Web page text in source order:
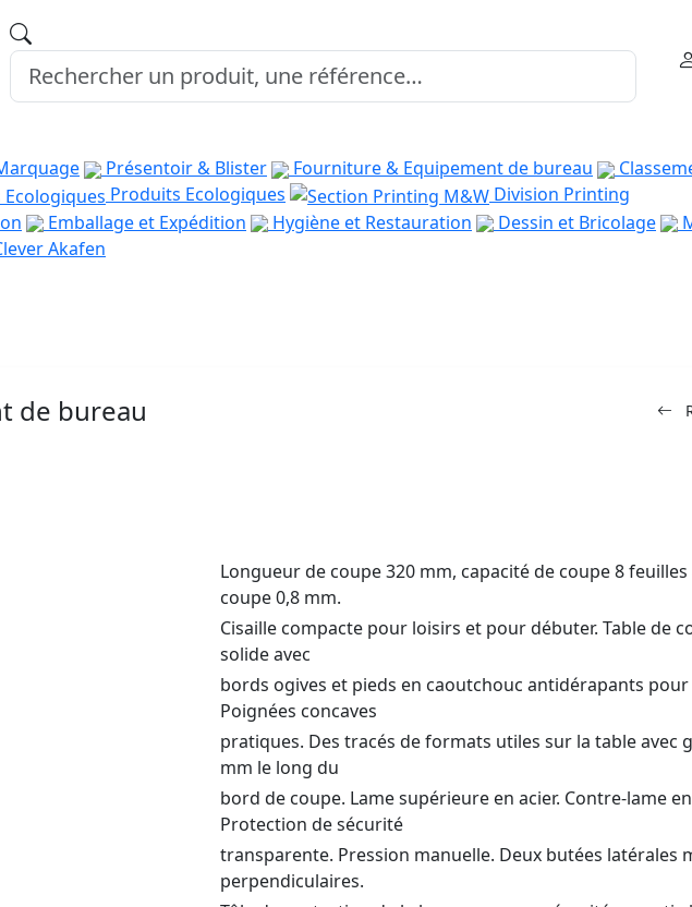
Présentoir & Blister Fourniture & Equipement de bureau
Produits Ecologiques
Division Printing
Emballage et Expédition Hygiène et Restauration Dessin et Bricolage
Akafen
de bureau
Longueur de coupe 320 mm, capacité de coupe 8
coupe 0,8 mm.
Cisaille compacte pour loisirs et pour débuter. Table de
solide avec
bords ogives et pieds en caoutchouc antidérapants
Poignées concaves
pratiques. Des tracés de formats utiles sur la table avec
mm le long du
bord de coupe. Lame supérieure en acier. Contre-lame
Protection de sécurité
transparente. Pression manuelle. Deux butées latérales
perpendiculaires.